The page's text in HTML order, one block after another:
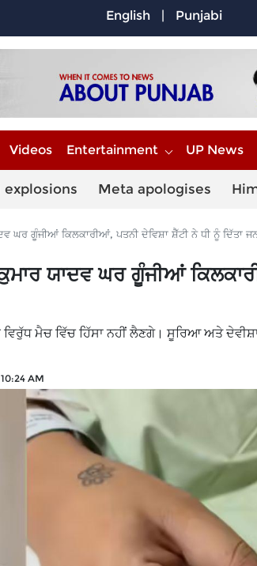
English | Punjabi
Videos Entertainment UP News
explosions Meta apologises
ਘਰ ਗੂੰਜੀਆਂ ਕਿਲਕਾਰੀਆਂ, ਪਤਨੀ ਦੇਵਿਸ਼ਾ ਸ਼ੈੱਟੀ ਨੇ ਧੀ ਨੂੰ ਦਿੱਤਾ
ਯਾਦਵ ਘਰ ਗੂੰਜੀਆਂ
ਮੈਚ ਵਿੱਚ ਹਿੱਸਾ ਨਹੀਂ ਲੈਣਗੇ। ਸੂਰਿਆ ਅਤੇ
AM